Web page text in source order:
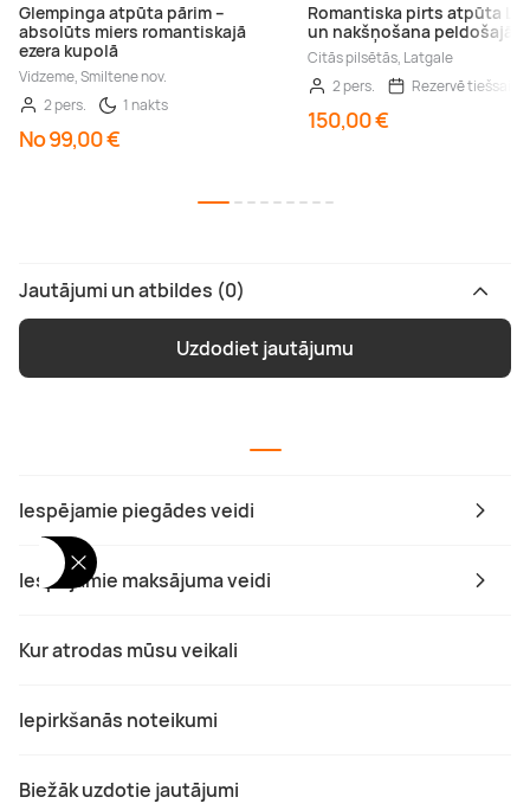
Iespējamie piegādes veidi
Iespējamie maksājuma veidi
Kur atrodas mūsu veikali
Iepirkšanās noteikumi
Biežāk uzdotie jautājumi
Glempinga atpūta pārim –
absolūts miers romantiskajā
ezera kupolā
Vidzeme, Smiltene nov.
2 pers.
1 nakts
No 99,00 €
Romantiska pirts atpūta
un nakšņošana peldošajā
Citās pilsētās, Latgale
2 pers.
Rezervē
150,00 €
Jautājumi un atbildes (0)
Uzdodiet jautājumu